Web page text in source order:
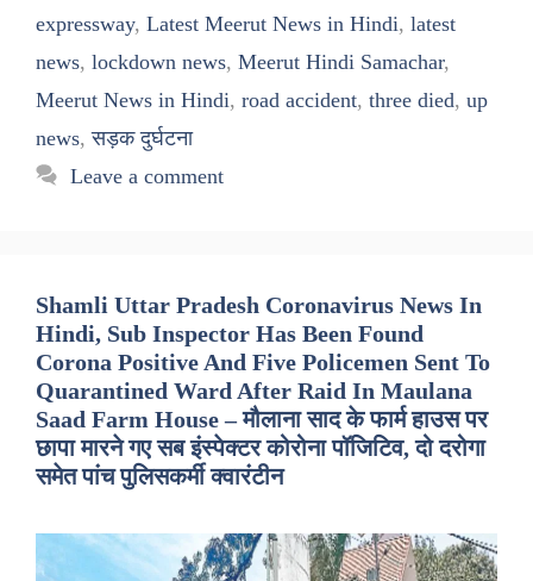
expressway, Latest Meerut News in Hindi, latest
news, lockdown news, Meerut Hindi Samachar,
Meerut News in Hindi, road accident, three died, up
news,सड़क दुर्घटना
Leave a comment
Shamli Uttar Pradesh Coronavirus News In
Hindi, Sub Inspector Has Been Found
Corona Positive And Five Policemen Sent To
Quarantined Ward After Raid In Maulana
Saad Farm House – मौलाना साद के फार्म हाउस पर
छापा मारने गए सब इंस्पेक्टर कोरोना पॉजिटिव, दो दरोगा
समेत पांच पुलिसकर्मी क्वारंटीन